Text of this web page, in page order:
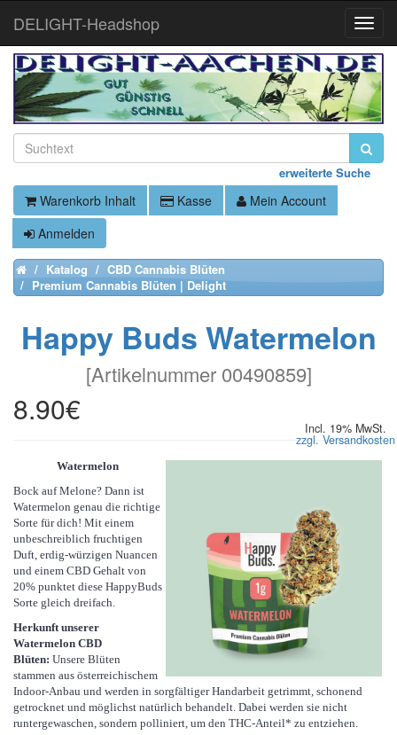
erweiterte Suche
Warenkorb Inhalt Kasse
Mein Account
Anmelden
HomeKatalog
CBD Cannabis Blüten
Premium Cannabis Blüten | Delight
Happy Buds Watermelon
[Artikelnummer 00490859]
8.90€
Incl. 19% MwSt.
zzgl. Versandkosten
Watermelon
Bock auf Melone? Dann ist
Watermelon genau die richtige
Sorte für dich! Mit einem
unbeschreiblich fruchtigen
Duft, erdig-würzigen Nuancen
und einem CBD Gehalt von
20% punktet diese HappyBuds
Sorte gleich dreifach.
Herkunft unserer
Watermelon CBD
Blüten: Unsere Blüten
stammen aus österreichischem
Indoor-Anbau und werden in sorgfältiger Handarbeit getrimmt, schonend
getrocknet und möglichst natürlich behandelt. Dabei werden sie nicht
runtergewaschen, sondern polliniert, um den THC-Anteil* zu entziehen.
Toggle
DELIGHT-Headshop